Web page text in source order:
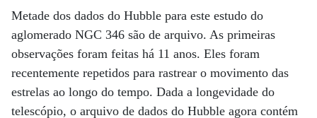
Metade dos dados do Hubble para este estudo do
aglomerado NGC 346 são de arquivo. As primeiras
observações foram feitas há 11 anos. Eles foram
recentemente repetidos para rastrear o movimento das
estrelas ao longo do tempo. Dada a longevidade do
telescópio, o arquivo de dados do Hubble agora contém